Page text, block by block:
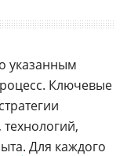
указанным
Ключевые
. Для каждого